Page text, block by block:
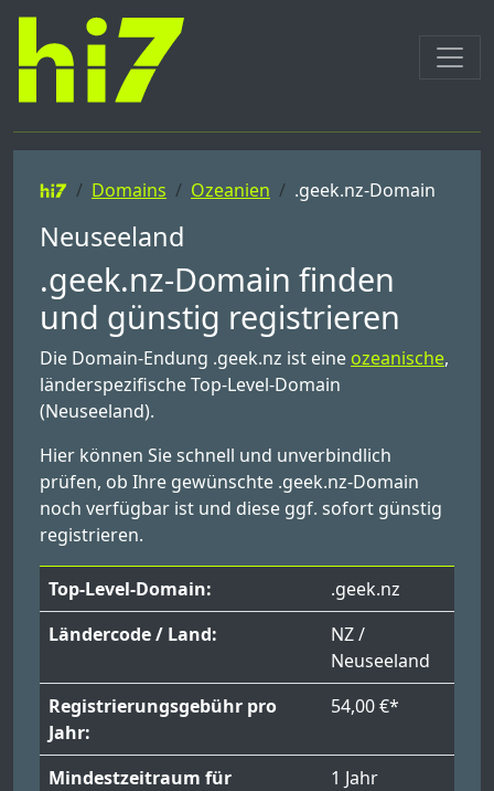
Domains Ozeanien .geek.nz-Domain
Neuseeland
.geek.nz-Domain finden
und günstig registrieren
Die Domain-Endung .geek.nz ist eine ozeanische,
länderspezifische Top-Level-Domain
(Neuseeland).
Hier können Sie schnell und unverbindlich
prüfen, ob Ihre gewünschte .geek.nz-Domain
noch verfügbar ist und diese ggf. sofort günstig
registrieren.
Top-Level-Domain:
.geek.nz
Ländercode / Land:
NZ /
Neuseeland
Registrierungsgebühr pro
Jahr:
54,00 €*
Mindestzeitraum für
1 Jahr